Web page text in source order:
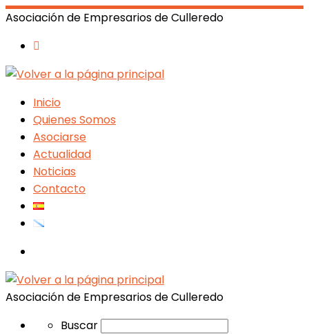
Asociación de Empresarios de Culleredo
Inicio
Quienes Somos
Asociarse
Actualidad
Noticias
Contacto
Asociación de Empresarios de Culleredo
SearchBuscar